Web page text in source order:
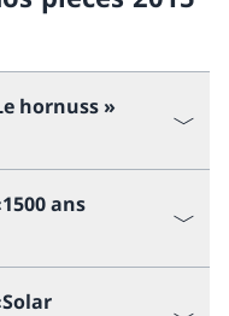
hornuss »
ans